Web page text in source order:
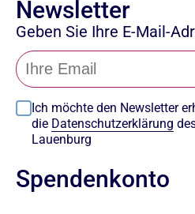
Newsletter
Geben Sie Ihre E-Mail-
Ich möchte den Newsletter
die Datenschutzerklärung
Lauenburg
Spendenkonto